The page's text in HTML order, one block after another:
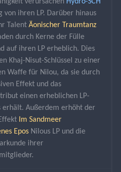
von ihren LP. Darüber hinaus
Talent Äonischer Traumtanz
durch Kerne der Fülle
auf ihren LP erheblich. Dies
Khaj-Nisut-Schlüssel zu einer
Waffe für Nilou, da sie durch
Effekt und das
einen erheblichen LP-
erhält. Außerdem erhöht der
Im Sandmeer
Epos Nilous LP und die
ihrer